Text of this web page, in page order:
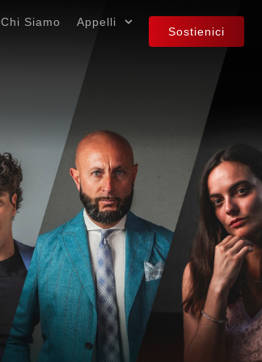
Sostienici
Chi Siamo Appelli